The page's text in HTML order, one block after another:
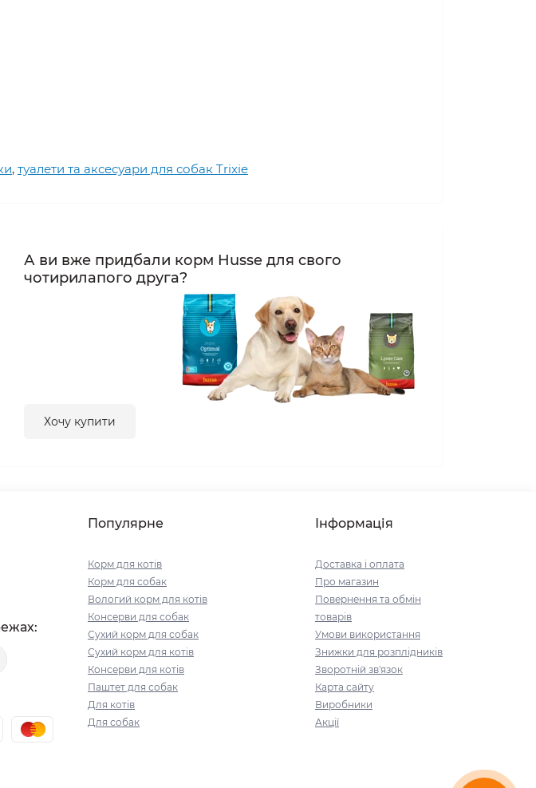
, туалети та аксесуари для собак Trixie
А ви вже придбали корм Husse для свого
чотирилапого друга?
Хочу купити
Популярне
Корм для котів
Корм для собак
Вологий корм для котів
Консерви для собак
Сухий корм для собак
Сухий корм для котів
Консерви для котів
Паштет для собак
Для котів
Для собак
Інформація
Доставка і оплата
Про магазин
Повернення та обмін
товарів
Умови використання
Знижки для розплідників
Зворотній зв'язок
Карта сайту
Виробники
Акції